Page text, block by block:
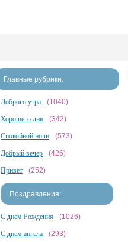
Главные рубрики:
Доброго утра (1040)
Хорошего дня (342)
Спокойной ночи (573)
Добрый вечер (426)
Привет (252)
Поздравления:
С днем Рождения (1026)
С днем ангела (293)